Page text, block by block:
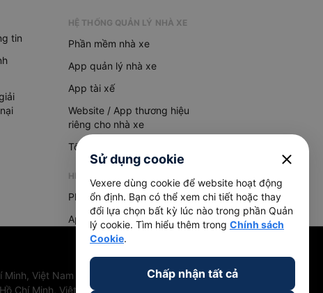
tin
HỆ THỐNG QUẢN LÝ NHÀ XE
Phần mềm nhà xe
App quản lý nhà xe
App tài xế
Website / App thương hiệu
riêng cho nhà xe
Tổng đài AI
HỆ THỐNG QUẢN LÝ HÀNG HOÁ
Phần mềm quản lý hàng hoá
App quản lý hàng hoá
Việt Nam
Chí Minh, Việt Nam
Sử dụng cookie close
Vexere dùng cookie để website hoạt động
ổn định. Bạn có thể xem chi tiết hoặc thay
đổi lựa chọn bất kỳ lúc nào trong phần Quản
lý cookie. Tìm hiểu thêm trong Chính sách
Cookie.
Chấp nhận tất cả